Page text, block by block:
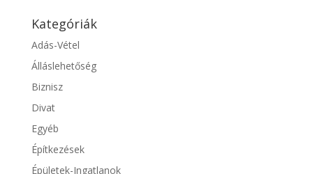
Kategóriák
Adás-Vétel
Álláslehetőség
Biznisz
Divat
Egyéb
Építkezések
Épületek-Ingatlanok